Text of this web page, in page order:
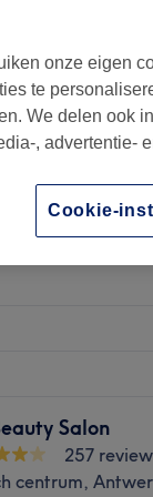
Salon
257
centrum,
onze eigen
te
We delen ook
, advertentie-
Cookie-